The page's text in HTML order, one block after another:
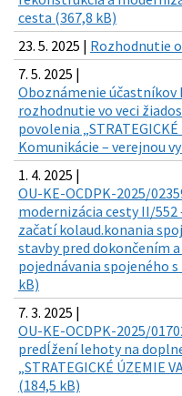
cesta (367,8 kB)
23. 5. 2025 | Rozhodnutie
7. 5. 2025 |
Oboznámenie účastníkov
rozhodnutie vo veci
povolenia
Komunikácie – verejnou
1. 4. 2025 |
OU-KE-OCDPK-2025/
modernizácia cesty II/552
začatí kolaud.konania
stavby pred dokončením
pojednávania spojeného
kB)
7. 3. 2025 |
OU-KE-OCDPK-2025/
predĺžení lehoty na
„STRATEGICKÉ ÚZEMIE
(184,5 kB)